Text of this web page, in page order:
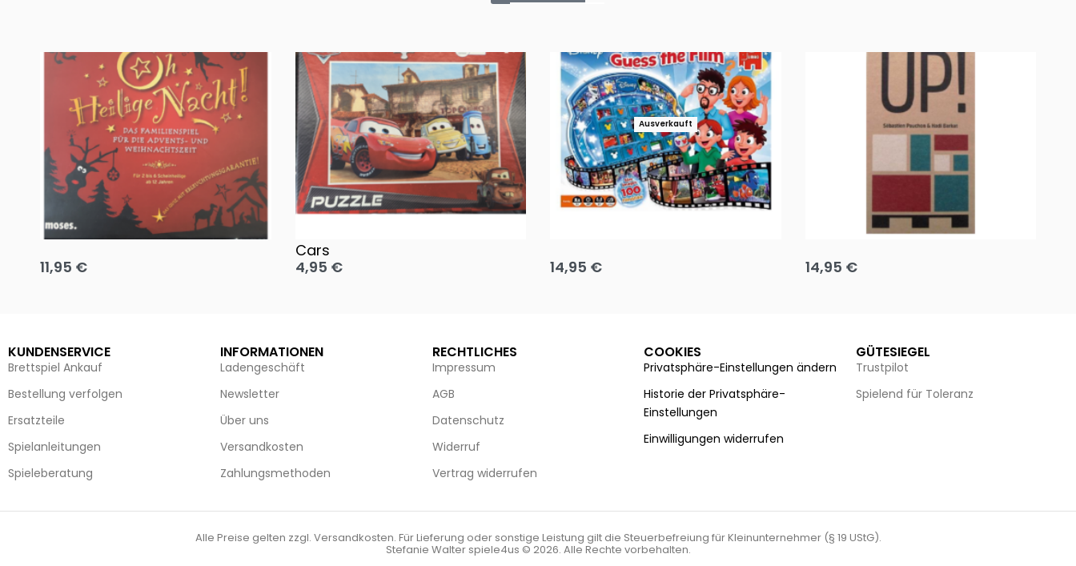
Oh, heilige Nacht!
11,95 €
Cars
4,95 €
Ausverkauft
14,95 €
Team up
14,95 €
KUNDENSERVICE
Brettspiel Ankauf
Bestellung verfolgen
Ersatzteile
Spielanleitungen
Spieleberatung
INFORMATIONEN
Ladengeschäft
Newsletter
Über uns
Versandkosten
Zahlungsmethoden
RECHTLICHES
Impressum
AGB
Datenschutz
Widerruf
Vertrag widerrufen
COOKIES
Privatsphäre-Einstellungen ändern
Historie der Privatsphäre-
Einstellungen
Einwilligungen widerrufen
GÜTESIEGEL
Trustpilot
Spielend für Toleranz
Alle Preise gelten zzgl. Versandkosten. Für Lieferung oder sonstige Leistung gilt die Steuerbefreiung für Kleinunternehmer (§ 19 UStG).
Stefanie Walter spiele4us © 2026. Alle Rechte vorbehalten.